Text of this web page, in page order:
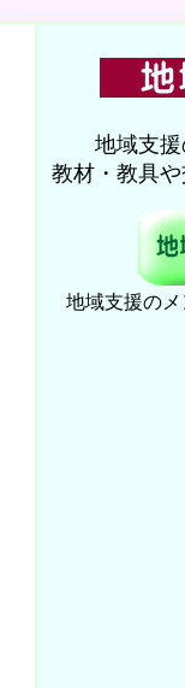
地域支援
教材・教具や
地域支援のメ